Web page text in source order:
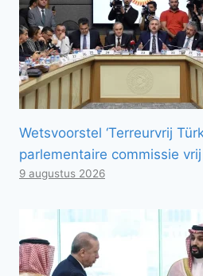
Wetsvoorstel ‘Terreurvrij
parlementaire commissie vrij
9 augustus 2026